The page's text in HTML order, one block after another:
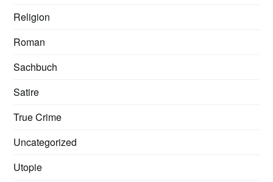
Religion
Roman
Sachbuch
Satire
True Crime
Uncategorized
Utopie